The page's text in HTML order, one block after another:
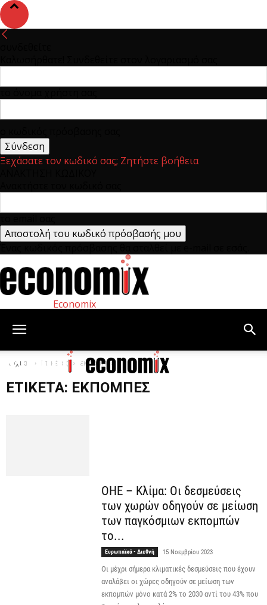
Ξεχάσατε τον κωδικό σας; Ζητήστε βοήθεια
Economix
Αρχική Ετικέτες εκπομπές
ΕΤΙΚΈΤΑ: ΕΚΠΟΜΠΈΣ
ΟΗΕ – Κλίμα: Οι δεσμεύσεις
των χωρών οδηγούν σε μείωση
των παγκόσμιων εκπομπών
το...
Ευρωπαϊκά - Διεθνή 15 Νοεμβρίου 2023
Οι μέχρι σήμερα κλιματικές δεσμεύσεις που έχουν
αναλάβει οι χώρες οδηγούν σε μείωση των
εκπομπών μόνο κατά 2% το 2030 αντί του 43% που